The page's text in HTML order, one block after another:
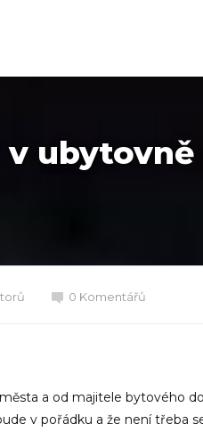
v
0 Komentářů
a od majitele bytového
v pořádku a že není třeba